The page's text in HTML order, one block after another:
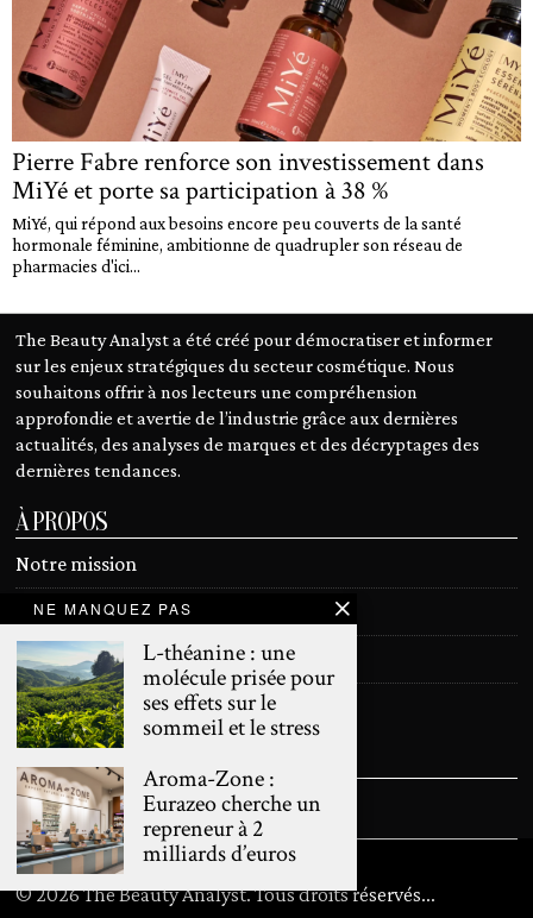
Pierre Fabre renforce son investissement dans
MiYé et porte sa participation à 38 %
MiYé, qui répond aux besoins encore peu couverts de la santé
hormonale féminine, ambitionne de quadrupler son réseau de
pharmacies d'ici...
The Beauty Analyst a été créé pour démocratiser et informer
sur les enjeux stratégiques du secteur cosmétique. Nous
souhaitons offrir à nos lecteurs une compréhension
approfondie et avertie de l’industrie grâce aux dernières
actualités, des analyses de marques et des décryptages des
dernières tendances.
À PROPOS
Notre mission
Devenir contributeur
Contact
Mentions légales
SUIVEZ NOUS
©2026The Beauty Analyst. Tous droits réservés...
NE MANQUEZ PAS
L-théanine : une
molécule prisée pour
ses effets sur le
sommeil et le stress
Aroma-Zone :
Eurazeo cherche un
repreneur à 2
milliards d’euros